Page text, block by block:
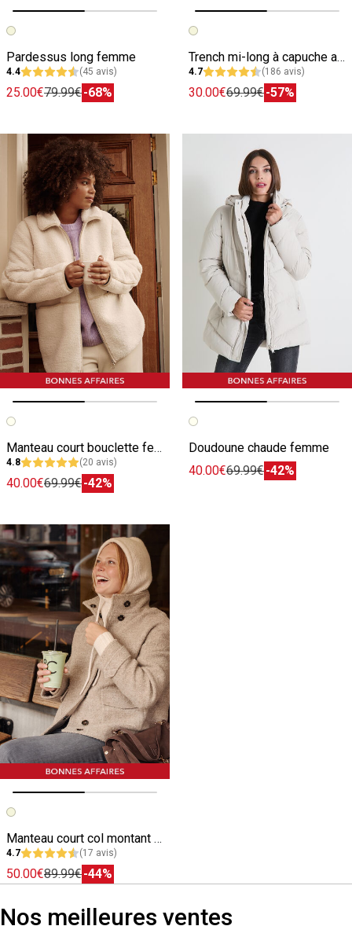
Image précédente
Image suivante
Pardessus long femme
4.4 (45 avis)
25.00€79.99€-68%
Image précédente
Image suivante
Trench mi-long à capuche amovible femme
4.7 (186 avis)
30.00€69.99€-57%
Image précédente
Image suivante
Manteau court bouclette femme
4.8 (20 avis)
40.00€69.99€-42%
Image précédente
Image suivante
Doudoune chaude femme
40.00€69.99€-42%
Image précédente
Image suivante
Manteau court col montant femme
4.7 (17 avis)
50.00€89.99€-44%
Nos meilleures ventes